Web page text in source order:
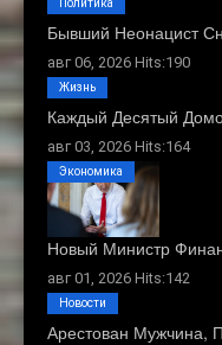
Бывший Неонацист
авг 06, 2026 Hits:190
Политика
Каждый Десятый
авг 03, 2026 Hits:164
Жизнь
Новый Министр
авг 01, 2026 Hits:142
Экономика
Арестован
Новости